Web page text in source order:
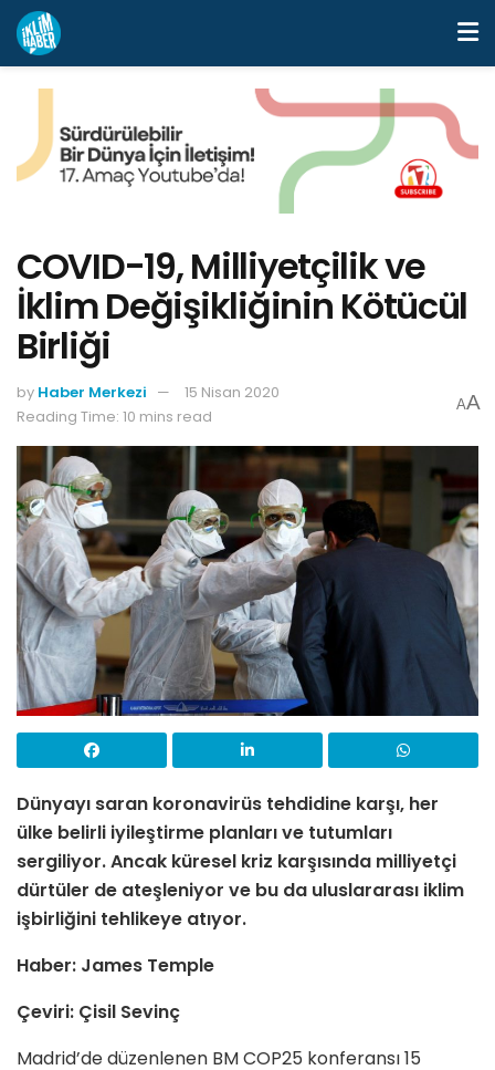
COVID-19, Milliyetçilik ve
İklim Değişikliğinin Kötücül
Birliği
by Haber Merkezi
15 Nisan 2020
Reading Time: 10 mins read
AA
Dünyayı saran koronavirüs tehdidine karşı, her
ülke belirli iyileştirme planları ve tutumları
sergiliyor. Ancak küresel kriz karşısında milliyetçi
dürtüler de ateşleniyor ve bu da uluslararası iklim
işbirliğini tehlikeye atıyor.
Haber: James Temple
Çeviri: Çisil Sevinç
Madrid’de düzenlenen BM COP25 konferansı 15